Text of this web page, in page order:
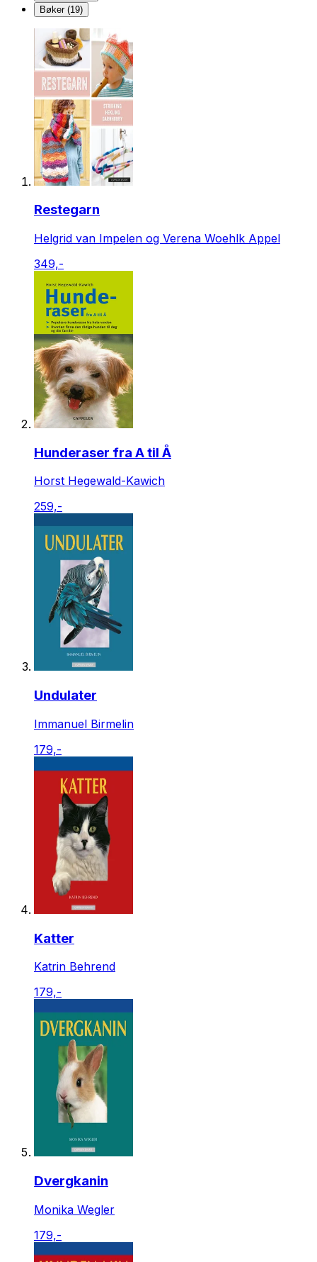
Bøker (19)
Restegarn
Helgrid van Impelen og Verena Woehlk Appel
349,-
Hunderaser fra A til Å
Horst Hegewald-Kawich
259,-
Undulater
Immanuel Birmelin
179,-
Katter
Katrin Behrend
179,-
Dvergkanin
Monika Wegler
179,-